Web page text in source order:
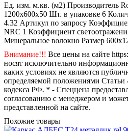
Ед. изм. м.кв. (м2) Производитель
1200x600x50 Шт. в упаковке 6
4.32 Артикул по запросу
NRC 1 Коэффициент
Минеральное волокно Размер
Внимание!!! Все цены на сайте
носят исключительно
каких условиях не являются
определяемой положениями Статьи
кодекса РФ. * - Спеццена
согласованию с менеджером и
представленной на сайте.
Похожие товары